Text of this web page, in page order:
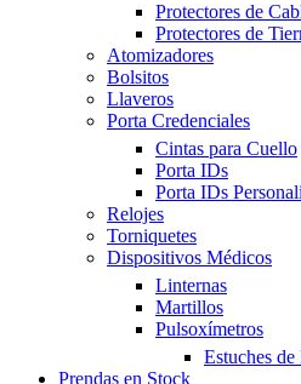
Protectores de
Protectores de
Atomizadores
Bolsitos
Llaveros
Porta Credenciales
Cintas para Cuello
Porta IDs
Porta IDs
Relojes
Torniquetes
Dispositivos Médicos
Linternas
Martillos
Pulsoxímetros
Estuches
Prendas en Stock